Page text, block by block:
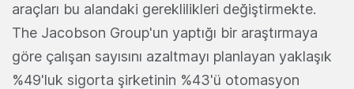
araçları bu alandaki gereklilikleri değiştirmekte.
The Jacobson Group'un yaptığı bir araştırmaya
göre çalışan sayısını azaltmayı planlayan yaklaşık
%49'luk sigorta şirketinin %43'ü otomasyon